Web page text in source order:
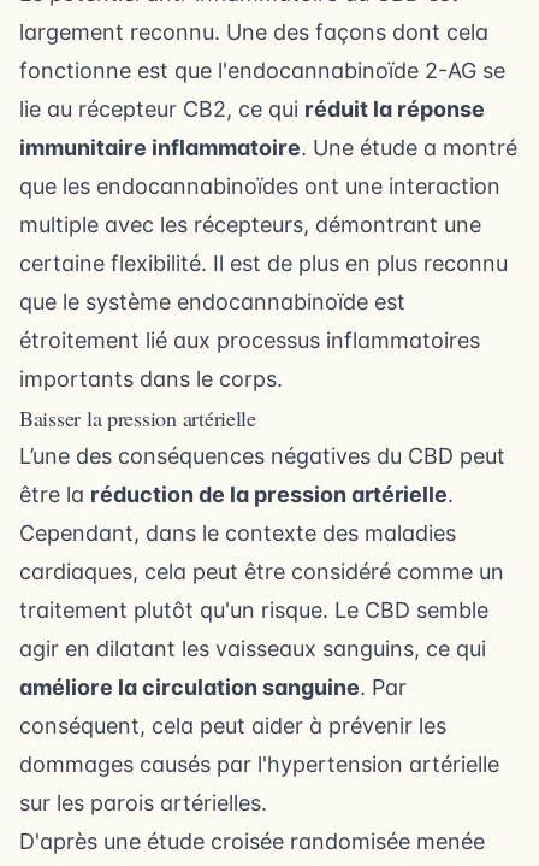
largement reconnu. Une des façons dont cela
fonctionne est que l'endocannabinoïde 2-AG se
lie au récepteur CB2, ce qui réduit la réponse
immunitaire inflammatoire. Une étude a montré
que les endocannabinoïdes ont une interaction
multiple avec les récepteurs, démontrant une
certaine flexibilité. Il est de plus en plus reconnu
que le système endocannabinoïde est
étroitement lié aux processus inflammatoires
importants dans le corps.
Baisser la pression artérielle
L’une des conséquences négatives du CBD peut
être la réduction de la pression artérielle.
Cependant, dans le contexte des maladies
cardiaques, cela peut être considéré comme un
traitement plutôt qu'un risque. Le CBD semble
agir en dilatant les vaisseaux sanguins, ce qui
améliore la circulation sanguine. Par
conséquent, cela peut aider à prévenir les
dommages causés par l'hypertension artérielle
sur les parois artérielles.
D'après une étude croisée randomisée menée